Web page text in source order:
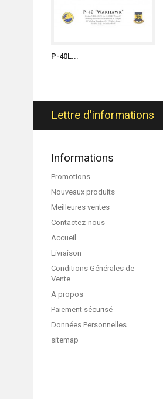
P-40L...
Lettre d'informations
Informations
Promotions
Nouveaux produits
Meilleures ventes
Contactez-nous
Accueil
Livraison
Conditions Générales de
Vente
A propos
Paiement sécurisé
Données Personnelles
sitemap